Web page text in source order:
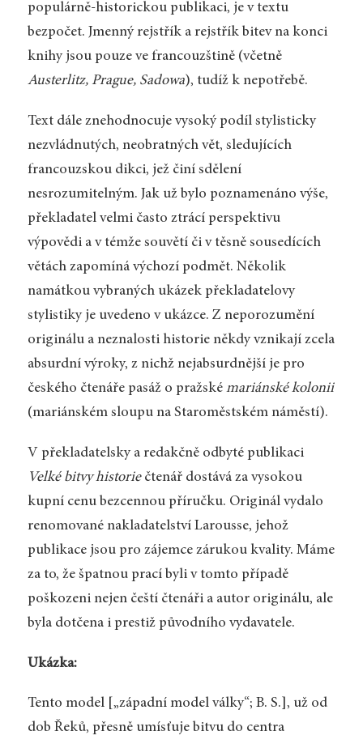
populárně-historickou publikaci, je v textu
bezpočet. Jmenný rejstřík a rejstřík bitev na konci
knihy jsou pouze ve francouzštině (včetně
Austerlitz, Prague, Sadowa), tudíž k nepotřebě.
Text dále znehodnocuje vysoký podíl stylisticky
nezvládnutých, neobratných vět, sledujících
francouzskou dikci, jež činí sdělení
nesrozumitelným. Jak už bylo poznamenáno výše,
překladatel velmi často ztrácí perspektivu
výpovědi a v témže souvětí či v těsně sousedících
větách zapomíná výchozí podmět. Několik
namátkou vybraných ukázek překladatelovy
stylistiky je uvedeno v ukázce. Z neporozumění
originálu a neznalosti historie někdy vznikají zcela
absurdní výroky, z nichž nejabsurdnější je pro
českého čtenáře pasáž o pražské mariánské kolonii
(mariánském sloupu na Staroměstském náměstí).
V překladatelsky a redakčně odbyté publikaci
Velké bitvy historiečtenář dostává za vysokou
kupní cenu bezcennou příručku. Originál vydalo
renomované nakladatelství Larousse, jehož
publikace jsou pro zájemce zárukou kvality. Máme
za to, že špatnou prací byli v tomto případě
poškozeni nejen čeští čtenáři a autor originálu, ale
byla dotčena i prestiž původního vydavatele.
Ukázka:
Tento model [„západní model války“; B. S.], už od
dob Řeků, přesně umísťuje bitvu do centra